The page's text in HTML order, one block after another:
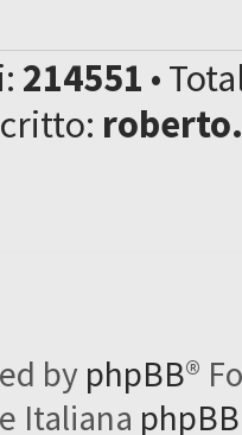
214551 •
by phpBB®
Italiana